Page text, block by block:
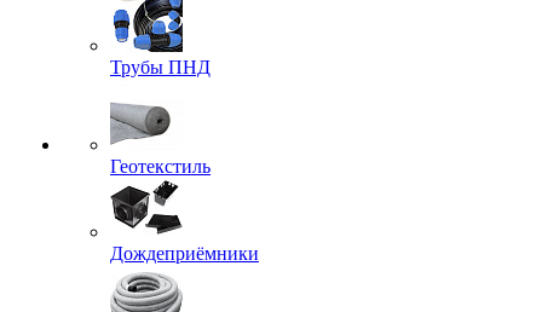
Трубы ПНД
Геотекстиль
Дождеприёмники